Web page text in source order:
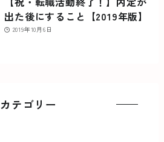
出た後にすること【2019年版】
2019年10月6日
カテゴリー